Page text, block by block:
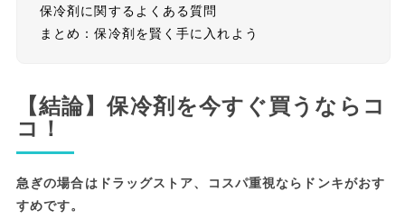
保冷剤に関するよくある質問
まとめ：保冷剤を賢く手に入れよう
【結論】保冷剤を今すぐ買うならコ
コ！
急ぎの場合はドラッグストア、コスパ重視ならドンキがおす
すめです。